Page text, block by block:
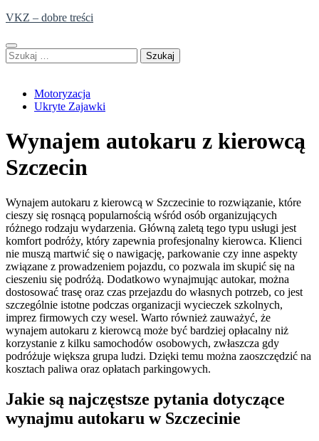
Skip
content
VKZ – dobre treści
Szukaj:
Motoryzacja
Ukryte Zajawki
Wynajem autokaru z kierowcą
Szczecin
Wynajem autokaru z kierowcą w Szczecinie to rozwiązanie, które
cieszy się rosnącą popularnością wśród osób organizujących
różnego rodzaju wydarzenia. Główną zaletą tego typu usługi jest
komfort podróży, który zapewnia profesjonalny kierowca. Klienci
nie muszą martwić się o nawigację, parkowanie czy inne aspekty
związane z prowadzeniem pojazdu, co pozwala im skupić się na
cieszeniu się podróżą. Dodatkowo wynajmując autokar, można
dostosować trasę oraz czas przejazdu do własnych potrzeb, co jest
szczególnie istotne podczas organizacji wycieczek szkolnych,
imprez firmowych czy wesel. Warto również zauważyć, że
wynajem autokaru z kierowcą może być bardziej opłacalny niż
korzystanie z kilku samochodów osobowych, zwłaszcza gdy
podróżuje większa grupa ludzi. Dzięki temu można zaoszczędzić na
kosztach paliwa oraz opłatach parkingowych.
Jakie są najczęstsze pytania dotyczące
wynajmu autokaru w Szczecinie